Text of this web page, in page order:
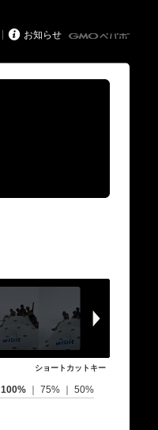
 お知らせ
ショートカットキー
100% 75% 50%